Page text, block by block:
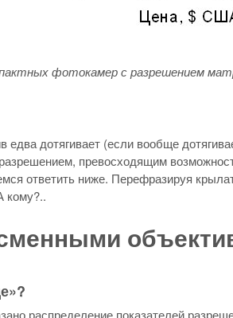
фотокамер с разрешением
дотягивает (если вообще
превосходящим
ответить ниже. Перефразируя
кому?..
распределение показателей